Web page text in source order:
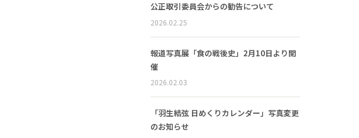
公正取引委員会からの勧告について
2026.02.25
報道写真展「食の戦後史」2月10日より開
催
2026.02.03
「羽生結弦 日めくりカレンダー」写真変更
のお知らせ